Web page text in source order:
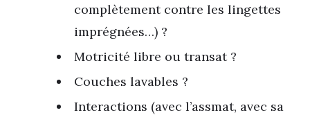
complètement contre les lingettes
imprégnées…) ?
Motricité libre ou transat ?
Couches lavables ?
Interactions (avec l’assmat, avec sa